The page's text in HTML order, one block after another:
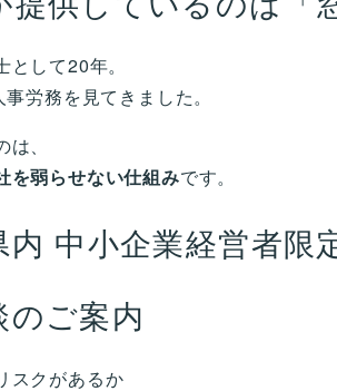
して20年。
労務を見てきました。
、
を弱らせない仕組みです。
内 中小企業経営者限
のご案内
スクがあるか